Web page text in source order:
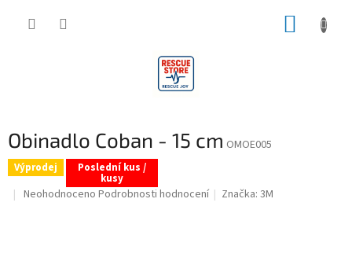
Obinadlo Coban - 15 cm OMOE005
Výprodej Poslední kus /
kusy
Průměrné
Neohodnoceno Podrobnosti hodnocení Značka:3M